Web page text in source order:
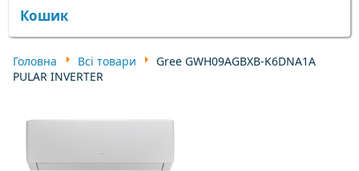
Кошик
Головна Всі товари
Gree GWH09AGBXB-K6DNA1A
PULAR INVERTER